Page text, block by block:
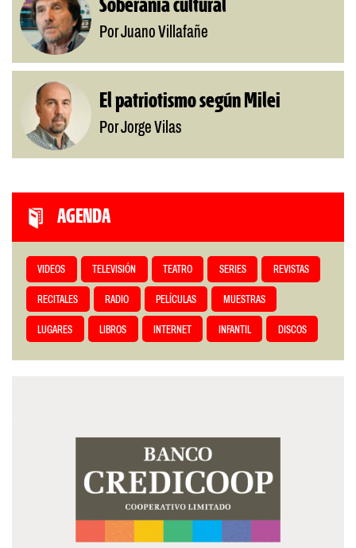
Soberanía cultural
Por Juano Villafañe
El patriotismo según Milei
Por Jorge Vilas
AGENDA
VIDEOS TELEVISIÓN TEATRO SERIES REVISTAS
RECITALES RADIO PELÍCULAS MUESTRAS
LUGARES LIBROS INTERNET INFANTIL DISCOS